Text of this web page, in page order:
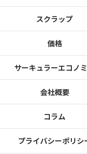
スクラップ
価格
サーキュラーエコノ
会社概要
コラム
プライバシーポリシ